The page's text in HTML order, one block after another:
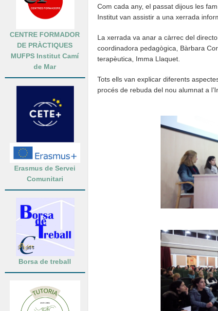
CENTRE FORMADOR
DE PRÀCTIQUES
MUFPS Institut Camí
de Mar
Erasmus de Servei
Comunitari
Borsa de treball
Com cada any, el passat dijous les
Institut van assistir a una xerrada
La xerrada va anar a càrrec del
coordinadora pedagògica, Bàrbara
terapèutica, Imma Llaquet.
Tots ells van explicar diferents
procés de rebuda del nou alumnat a